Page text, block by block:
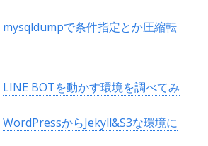
mysqldumpで条件指定とか圧縮転
LINE BOTを動かす環境を調べてみ
WordPressからJekyll&S3な環境に